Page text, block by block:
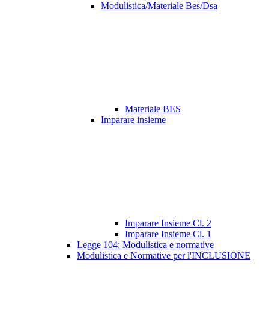
Modulistica/Materiale Bes/Dsa
Materiale BES
Imparare insieme
Imparare Insieme Cl. 2
Imparare Insieme Cl. 1
Legge 104: Modulistica e normative
Modulistica e Normative per l'INCLUSIONE